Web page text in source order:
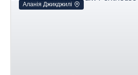
Аланія Джикджилі